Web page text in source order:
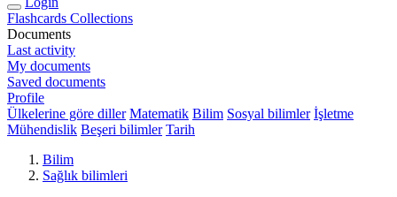
Flashcards Collections
Documents
Last activity
My documents
Saved documents
Profile
Ülkelerine göre diller Matematik Bilim Sosyal bilimler İşletme
Mühendislik Beşeri bilimler Tarih
Bilim
Sağlık bilimleri